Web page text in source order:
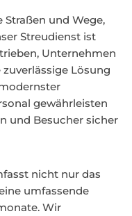
und Wege,
Streudienst ist
Unternehmen
Lösung
gewährleisten
und Besucher sicher
nicht nur das
umfassende
Wir